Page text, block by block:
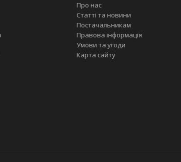
Про нас
Статті та новини
Постачальникам
Правова інформація
Умови та угоди
Карта сайту